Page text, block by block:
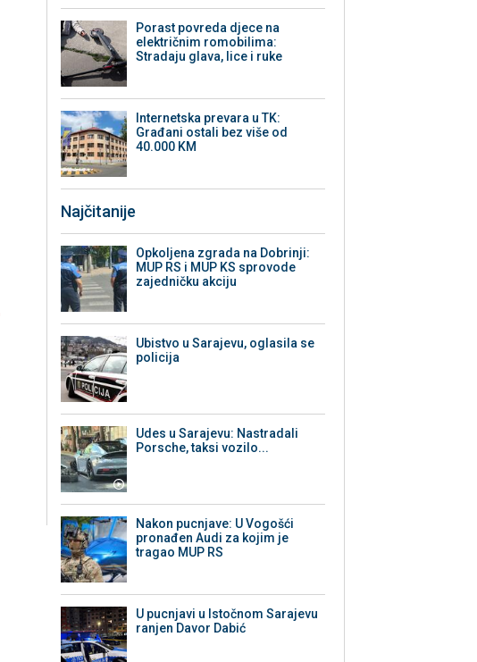
Porast povreda djece na
električnim romobilima:
Stradaju glava, lice i ruke
Internetska prevara u TK:
Građani ostali bez više od
40.000 KM
Najčitanije
Opkoljena zgrada na Dobrinji:
MUP RS i MUP KS sprovode
zajedničku akciju
Ubistvo u Sarajevu, oglasila se
policija
Udes u Sarajevu: Nastradali
Porsche, taksi vozilo...
Nakon pucnjave: U Vogošći
pronađen Audi za kojim je
tragao MUP RS
U pucnjavi u Istočnom Sarajevu
ranjen Davor Dabić